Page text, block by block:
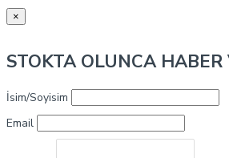
×
STOKTA OLUNCA HABER
İsim/Soyisim
Email